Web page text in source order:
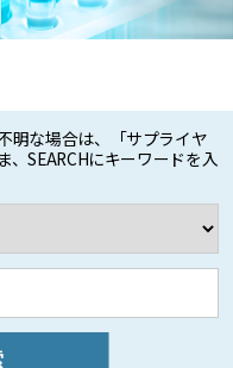
明な場合は、「サプライヤ
、SEARCHにキーワードを入